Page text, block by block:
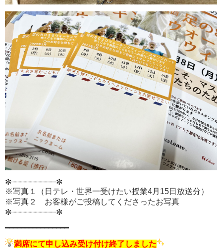
✼┈┈┈┈┈┈┈┈┈✼
※写真１（日テレ・世界一受けたい授業4月15日放送分）
※写真２ お客様がご投稿してくださったお写真
✼┈┈┈┈┈┈┈┈┈✼
━━━━━━━━━━━━━━━━
満席にて申し込み受け付け終了しました